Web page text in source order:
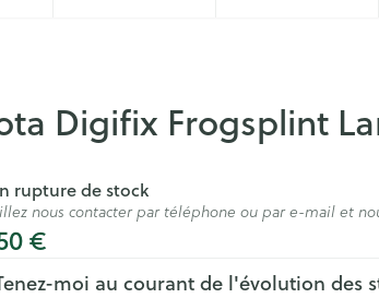
Digifix Frogsplint
€
moi au courant de l'évolution des
rupture de stock
nous contacter par téléphone ou par e-mail et